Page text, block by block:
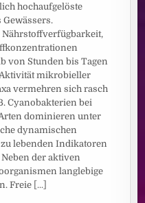
hochaufgelöste
von Stunden bis Tagen
mikrobieller
vermehren sich rasch
Cyanobakterien bei
dominieren unter
dynamischen
lebenden Indikatoren
der aktiven
langlebige
Freie [...]